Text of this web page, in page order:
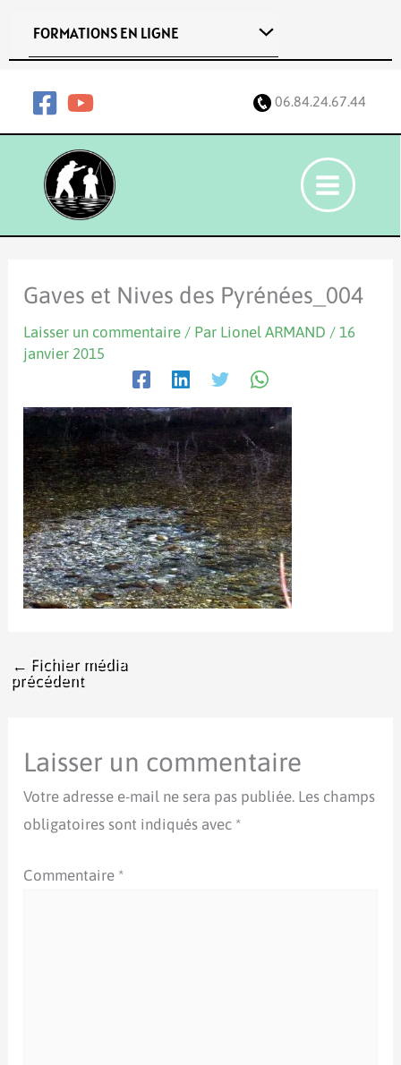
FORMATIONS EN LIGNE
06.84.24.67.44
Gaves et Nives des Pyrénées_004
Laisser un commentaire / Par Lionel ARMAND /16
janvier 2015
← Fichier média
précédent
Laisser un commentaire
Votre adresse e-mail ne sera pas publiée. Les champs
obligatoires sont indiqués avec *
Commentaire *